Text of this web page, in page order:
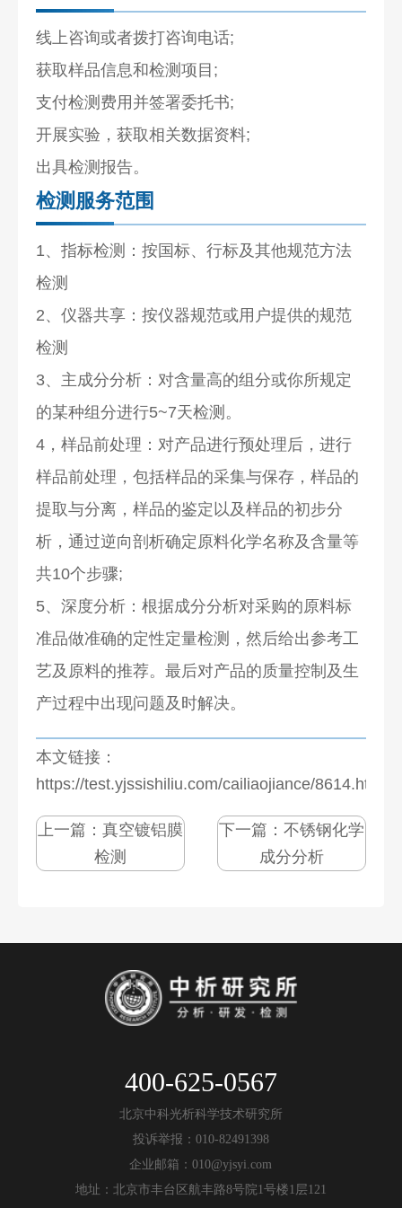
线上咨询或者拨打咨询电话;
获取样品信息和检测项目;
支付检测费用并签署委托书;
开展实验，获取相关数据资料;
出具检测报告。
检测服务范围
1、指标检测：按国标、行标及其他规范方法
检测
2、仪器共享：按仪器规范或用户提供的规范
检测
3、主成分分析：对含量高的组分或你所规定
的某种组分进行5~7天检测。
4，样品前处理：对产品进行预处理后，进行
样品前处理，包括样品的采集与保存，样品的
提取与分离，样品的鉴定以及样品的初步分
析，通过逆向剖析确定原料化学名称及含量等
共10个步骤;
5、深度分析：根据成分分析对采购的原料标
准品做准确的定性定量检测，然后给出参考工
艺及原料的推荐。最后对产品的质量控制及生
产过程中出现问题及时解决。
本文链接：
https://test.yjssishiliu.com/cailiaojiance/8614.html
上一篇： 真空镀铝膜
检测
下一篇：不锈钢化学
成分分析
400-625-0567
北京中科光析科学技术研究所
投诉举报：010-82491398
企业邮箱：010@yjsyi.com
地址：北京市丰台区航丰路8号院1号楼1层121